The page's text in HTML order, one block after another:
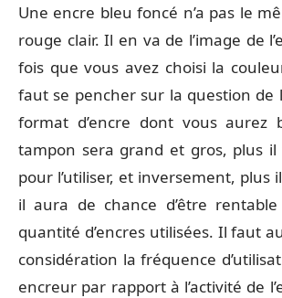
Une encre bleu foncé n’a pas le
rouge clair. Il en va de l’image de
fois que vous avez choisi la
faut se pencher sur la question de
format d’encre dont vous aurez
tampon sera grand et gros, plus il
pour l’utiliser, et inversement, plus
il aura de chance d’être
quantité d’encres utilisées. Il faut
considération la fréquence
encreur par rapport à l’activité de